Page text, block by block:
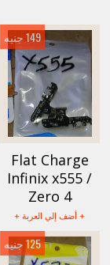
Flat Charge
Infinix x555 /
Zero 4
+ أضف إلي العربة +
149 جنيه
125 جنيه